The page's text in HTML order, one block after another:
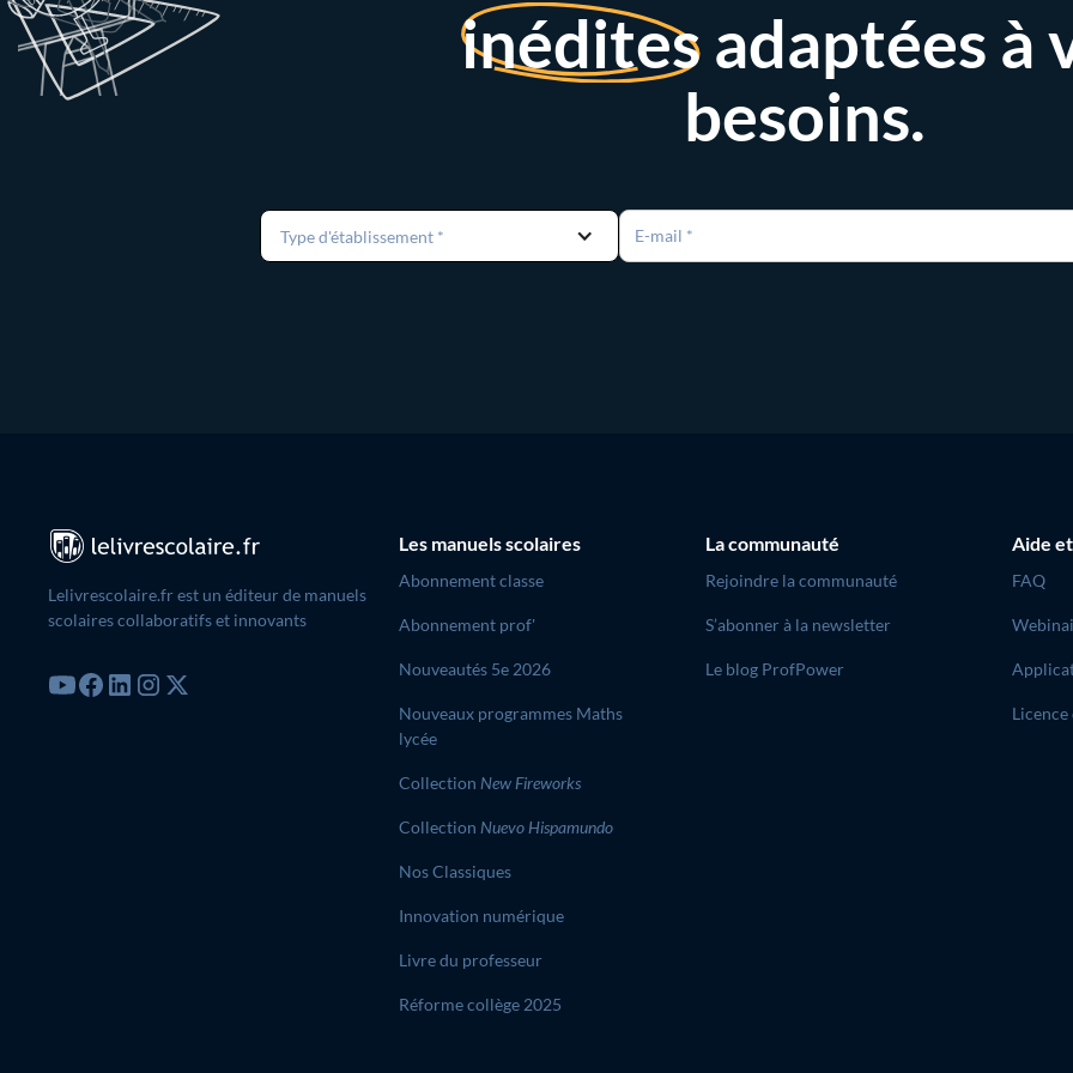
inéditesadaptées à
besoins.
Type d'établissement *
Lelivrescolaire.fr est un éditeur de manuels
scolaires collaboratifs et innovants
Les manuels scolaires
Abonnement classe
Abonnement prof'
Nouveautés 5e 2026
Nouveaux programmes Maths
lycée
Collection New Fireworks
Collection Nuevo Hispamundo
Nos Classiques
Innovation numérique
Livre du professeur
Réforme collège 2025
La communauté
Rejoindre la communauté
S’abonner à la newsletter
Le blog ProfPower
Aide
FAQ